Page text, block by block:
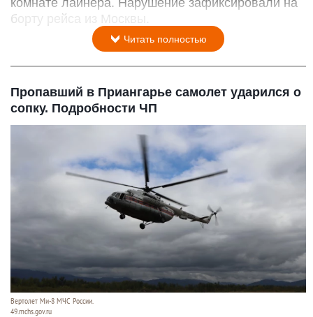
комнате лайнера. Нарушение зафиксировали на
борту рейса из Москвы.
Читать полностью
Пропавший в Приангарье самолет ударился о
сопку. Подробности ЧП
Вертолет Ми-8 МЧС России.
49.mchs.gov.ru